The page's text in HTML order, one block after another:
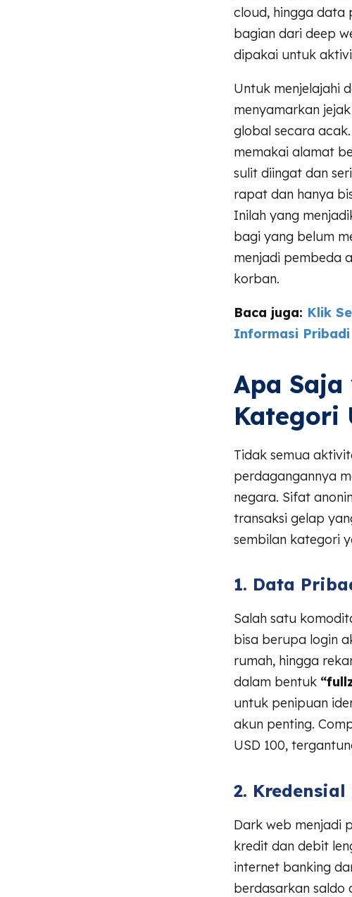
cloud, hingga data
bagian dari deep
dipakai untuk
Untuk menjelajahi
menyamarkan
global secara
memakai alamat
sulit diingat dan
rapat dan hanya
Inilah yang
bagi yang belum
menjadi pembeda
korban.
Baca juga: Klik
Informasi Pribadi
Apa
Kategori
Tidak semua
perdagangannya
negara. Sifat
transaksi gelap
sembilan kategori
1. Data
Salah satu
bisa berupa login
rumah, hingga
dalam bentuk
untuk penipuan
akun penting.
USD 100,
2.
Dark web menjadi
kredit dan debit
internet banking
berdasarkan saldo